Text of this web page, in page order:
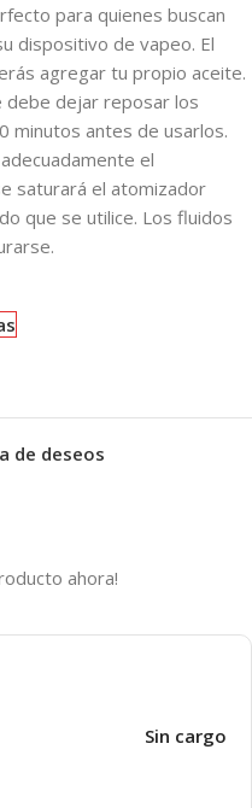
para quienes buscan
dispositivo de vapeo. El
agregar tu propio aceite.
debe dejar reposar los
minutos antes de usarlos.
el
saturará el atomizador
que se utilice. Los fluidos
de deseos
ahora!
Sin cargo